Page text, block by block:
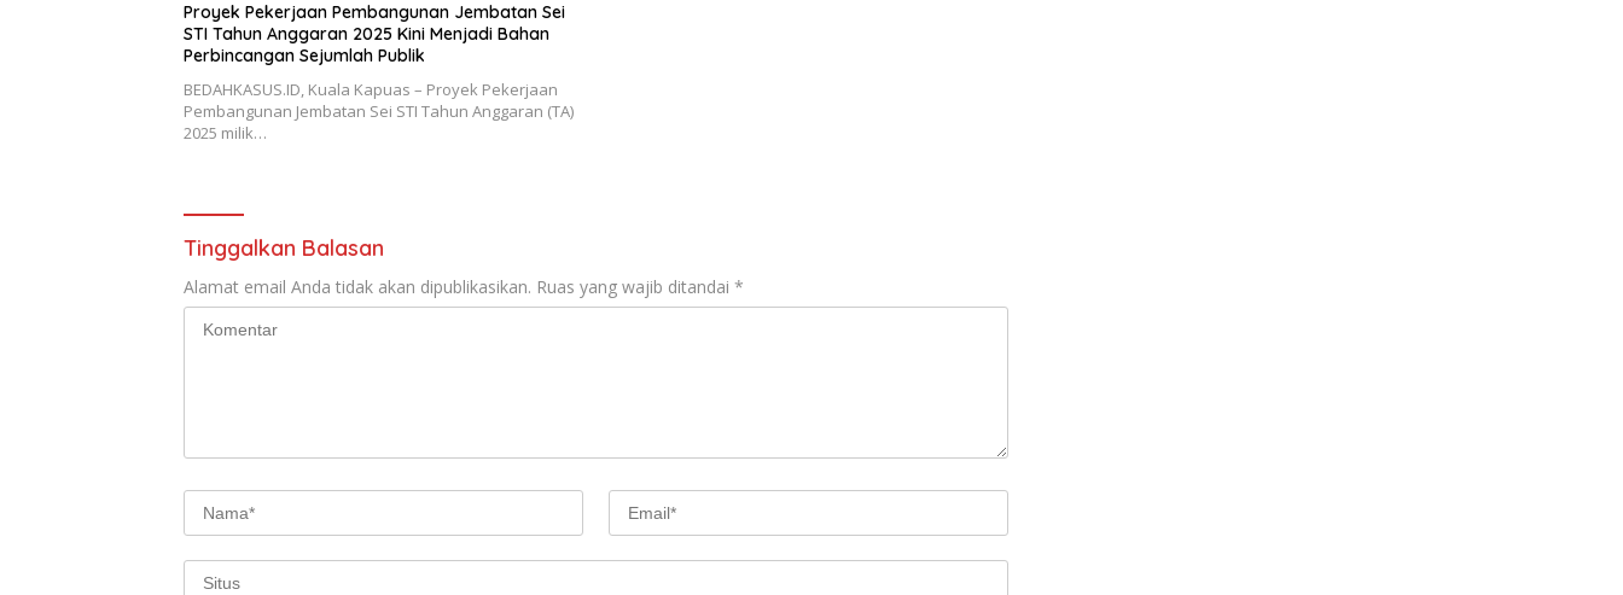
Proyek Pekerjaan Pembangunan Jembatan Sei
STI Tahun Anggaran 2025 Kini Menjadi Bahan
Perbincangan Sejumlah Publik
BEDAHKASUS.ID, Kuala Kapuas – Proyek Pekerjaan
Pembangunan Jembatan Sei STI Tahun Anggaran (TA)
2025 milik…
Tinggalkan Balasan
Alamat email Anda tidak akan dipublikasikan. Ruas yang wajib ditandai *